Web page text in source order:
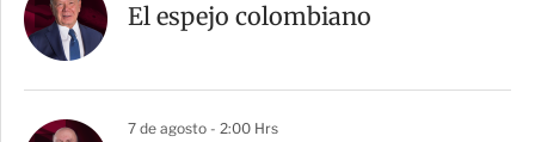
El espejo colombiano
7 de agosto - 2:00 Hrs